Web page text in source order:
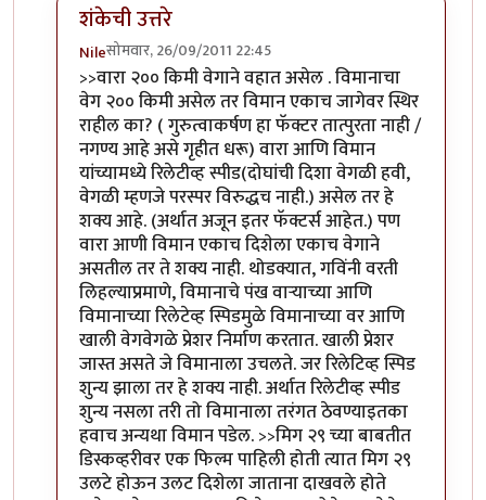
शंकेची उत्तरे
Nileसोमवार, 26/09/2011 22:45
In reply toएक शंका. वारा २०० किमी वेगानेby
>>वारा २०० किमी वेगाने वहात असेल . विमानाचा
वेग २०० किमी असेल तर विमान एकाच जागेवर स्थिर
राहील का? ( गुरुत्वाकर्षण हा फॅक्टर तात्पुरता नाही /
नगण्य आहे असे गृहीत धरू) वारा आणि विमान
यांच्यामध्ये रिलेटीव्ह स्पीड(दोघांची दिशा वेगळी हवी,
वेगळी म्हणजे परस्पर विरुद्धच नाही.) असेल तर हे
शक्य आहे. (अर्थात अजून इतर फॅक्टर्स आहेत.) पण
वारा आणी विमान एकाच दिशेला एकाच वेगाने
असतील तर ते शक्य नाही. थोडक्यात, गविंनी वरती
लिहल्याप्रमाणे, विमानाचे पंख वार्‍याच्या आणि
विमानाच्या रिलेटेव्ह स्पिडमुळे विमानाच्या वर आणि
खाली वेगवेगळे प्रेशर निर्माण करतात. खाली प्रेशर
जास्त असते जे विमानाला उचलते. जर रिलेटिव्ह स्पिड
शुन्य झाला तर हे शक्य नाही. अर्थात रिलेटीव्ह स्पीड
शुन्य नसला तरी तो विमानाला तरंगत ठेवण्याइतका
हवाच अन्यथा विमान पडेल. >>मिग २९ च्या बाबतीत
डिस्कव्हरीवर एक फिल्म पाहिली होती त्यात मिग २९
उलटे होऊन उलट दिशेला जाताना दाखवले होते